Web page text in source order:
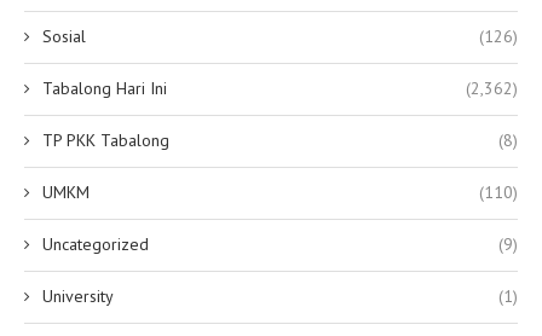
Sosial (126)
Tabalong Hari Ini (2,362)
TP PKK Tabalong (8)
UMKM (110)
Uncategorized (9)
University (1)